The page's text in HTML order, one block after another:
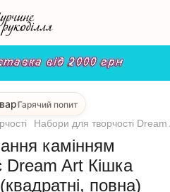
Гарячий попит
Набори для творчості Dream
камінням
Art Кішка
повна)